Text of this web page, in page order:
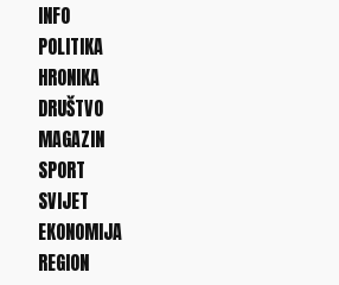
INFO
POLITIKA
HRONIKA
DRUŠTVO
MAGAZIN
SPORT
SVIJET
EKONOMIJA
REGION